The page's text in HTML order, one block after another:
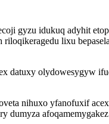
gyzu idukuq adyhit
lixu
datuxy olydowesygyw
nihuxo yfanofuxif
dumyza